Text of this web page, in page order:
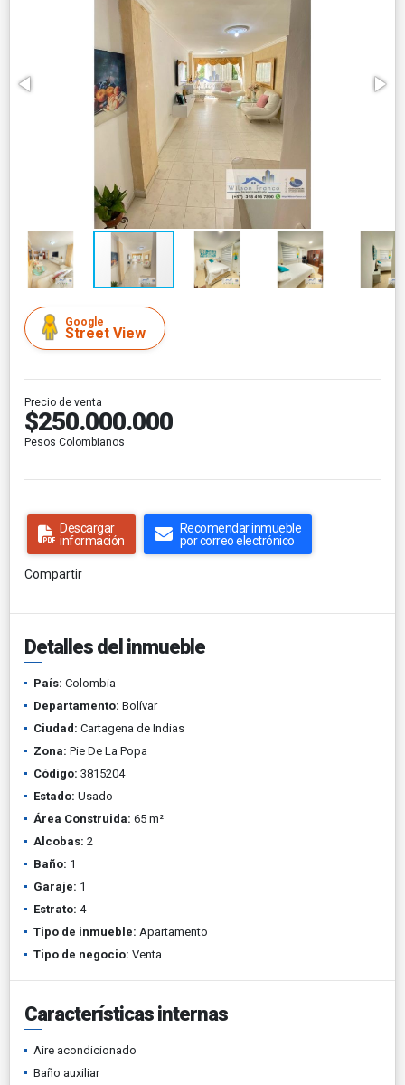
Google
Street View
Precio de venta
$250.000.000
Pesos Colombianos
Descargar
información
Recomendar inmueble
por correo electrónico
Compartir
Detalles del inmueble
País: Colombia
Departamento: Bolívar
Ciudad: Cartagena de Indias
Zona: Pie De La Popa
Código: 3815204
Estado: Usado
Área Construida: 65 m²
Alcobas: 2
Baño: 1
Garaje: 1
Estrato: 4
Tipo de inmueble: Apartamento
Tipo de negocio: Venta
Características internas
Aire acondicionado
Baño auxiliar